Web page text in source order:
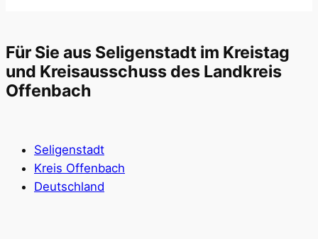
Für Sie aus Seligenstadt im Kreistag
und Kreisausschuss des Landkreis
Offenbach
Seligenstadt
Kreis Offenbach
Deutschland